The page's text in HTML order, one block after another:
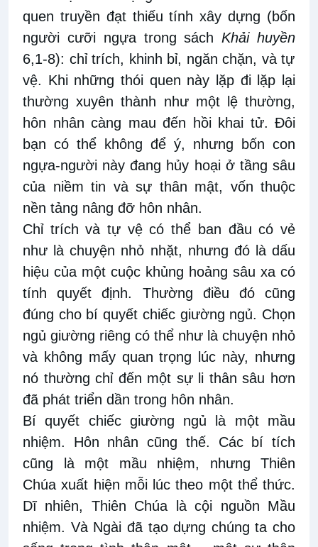
quen truyền đạt thiếu tính xây dựng (bốn
người cưỡi ngựa trong sáchKhải huyền
6,1-8): chỉ trích, khinh bỉ, ngăn chặn, và tự
vệ. Khi những thói quen này lặp đi lặp lại
thường xuyên thành như một lệ thường,
hôn nhân càng mau đến hồi khai tử. Đôi
bạn có thể không để ý, nhưng bốn con
ngựa-người này đang hủy hoại ở tầng sâu
của niềm tin và sự thân mật, vốn thuộc
nền tảng nâng đỡ hôn nhân.
Chỉ trích và tự vệ có thể ban đầu có vẻ
như là chuyện nhỏ nhặt, nhưng đó là dấu
hiệu của một cuộc khủng hoảng sâu xa có
tính quyết định. Thường điều đó cũng
đúng cho bí quyết chiếc giường ngủ. Chọn
ngủ giường riêng có thể như là chuyện nhỏ
và không mấy quan trọng lúc này, nhưng
nó thường chỉ đến một sự li thân sâu hơn
đã phát triển dần trong hôn nhân.
Bí quyết chiếc giường ngủ là một mầu
nhiệm. Hôn nhân cũng thế. Các bí tích
cũng là một mầu nhiệm, nhưng Thiên
Chúa xuất hiện mỗi lúc theo một thể thức.
Dĩ nhiên, Thiên Chúa là cội nguồn Mầu
nhiệm. Và Ngài đã tạo dựng chúng ta cho